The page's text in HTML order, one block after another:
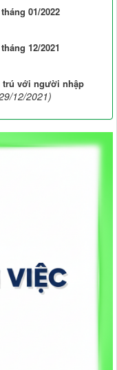
01/2022
12/2021
trú với người nhập
12/2021)